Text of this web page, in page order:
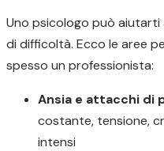
Uno psicologo può aiutarti
di difficoltà. Ecco le aree
spesso un professionista:
Ansia e attacchi di
costante, tensione,
intensi